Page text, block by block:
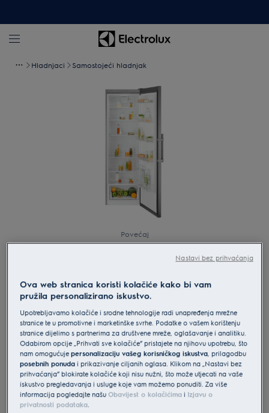
Hladnjaci Samostojeći hladnjak
Povećaj
LRS3DE39U
Electrolux 600 hladnjak visine 186
cm
4.6 (26)
Informacijski list proizvoda
Sigurnosne upute i sigurnosna upozorenja prema EU
regulativi 2023/988 navedeni su u poglavljima 1 i 2
korisničkog priručnika. Za sigurno korištenje proizvoda
Ova web stranica koristi kolačiće kako bi vam
pružila personalizirano iskustvo.
Upotrebljavamo kolačiće i srodne tehnologije radi unapređenja mrežne
stranice te u promotivne i marketinške svrhe. Podatke o vašem korištenju
stranice dijelimo s partnerima za društvene mreže, oglašavanje i analitiku.
Odabirom opcije „Prihvati sve kolačiće” pristajete na njihovu upotrebu, što
nam omogućujepersonalizaciju vašeg korisničkog iskustva , prilagodbu
posebnih ponuda i prikazivanje ciljanih oglasa. Klikom na „Nastavi bez
prihvaćanja” blokirate kolačiće koji nisu nužni, što može utjecati na vaše
iskustvo pregledavanja i usluge koje vam možemo ponuditi. Za više
informacija pogledajte našuObavijest o kolačićima i Izjavu o
privatnosti podataka
Nastavi bez prihvaćanja